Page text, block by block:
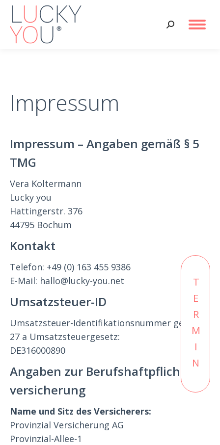
Search:
Impressum
Impressum – Angaben gemäß § 5
TMG
Vera Koltermann
Lucky you
Hattingerstr. 376
44795 Bochum
Kontakt
Telefon: +49 (0) 163 455 9386
E-Mail: hallo@lucky-you.net
Umsatzsteuer-ID
Umsatzsteuer-Identifikationsnummer gemäß §
27 a Umsatzsteuergesetz:
DE316000890
Angaben zur Berufs­haftpflicht­
versicherung
Name und Sitz des Versicherers:
Provinzial Versicherung AG
Provinzial-Allee-1
TERMIN